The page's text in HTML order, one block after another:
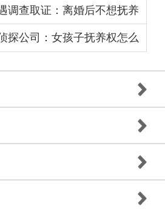
调查取证：离婚后不想抚养
探公司：女孩子抚养权怎么